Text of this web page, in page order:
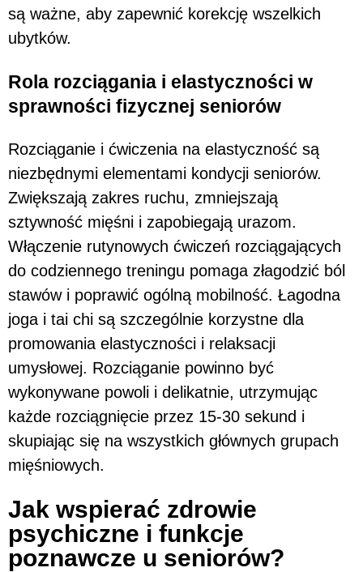
są ważne, aby zapewnić korekcję wszelkich
ubytków.
Rola rozciągania i elastyczności w
sprawności fizycznej seniorów
Rozciąganie i ćwiczenia na elastyczność są
niezbędnymi elementami kondycji seniorów.
Zwiększają zakres ruchu, zmniejszają
sztywność mięśni i zapobiegają urazom.
Włączenie rutynowych ćwiczeń rozciągających
do codziennego treningu pomaga złagodzić ból
stawów i poprawić ogólną mobilność. Łagodna
joga i tai chi są szczególnie korzystne dla
promowania elastyczności i relaksacji
umysłowej. Rozciąganie powinno być
wykonywane powoli i delikatnie, utrzymując
każde rozciągnięcie przez 15-30 sekund i
skupiając się na wszystkich głównych grupach
mięśniowych.
Jak wspierać zdrowie
psychiczne i funkcje
poznawcze u seniorów?